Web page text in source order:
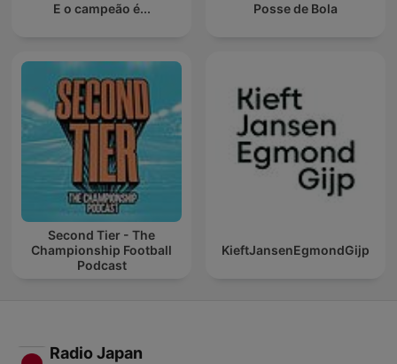
E o campeão é... Posse de Bola
Second Tier - The
Championship Football
Podcast
KieftJansenEgmondGijp
Radio Japan